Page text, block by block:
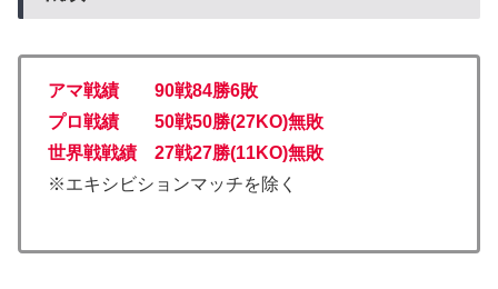
アマ戦績 90戦84勝6敗
プロ戦績 50戦50勝(27KO)無敗
世界戦戦績 27戦27勝(11KO)無敗
※エキシビションマッチを除く